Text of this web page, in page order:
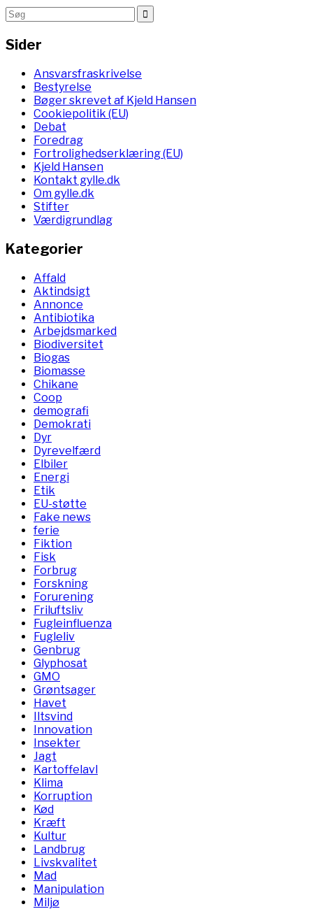
Sider
Ansvarsfraskrivelse
Bestyrelse
Bøger skrevet af Kjeld Hansen
Cookiepolitik (EU)
Debat
Foredrag
Fortrolighedserklæring (EU)
Kjeld Hansen
Kontakt gylle.dk
Om gylle.dk
Stifter
Værdigrundlag
Kategorier
Affald
Aktindsigt
Annonce
Antibiotika
Arbejdsmarked
Biodiversitet
Biogas
Biomasse
Chikane
Coop
demografi
Demokrati
Dyr
Dyrevelfærd
Elbiler
Energi
Etik
EU-støtte
Fake news
ferie
Fiktion
Fisk
Forbrug
Forskning
Forurening
Friluftsliv
Fugleinfluenza
Fugleliv
Genbrug
Glyphosat
GMO
Grøntsager
Havet
Iltsvind
Innovation
Insekter
Jagt
Kartoffelavl
Klima
Korruption
Kød
Kræft
Kultur
Landbrug
Livskvalitet
Mad
Manipulation
Miljø